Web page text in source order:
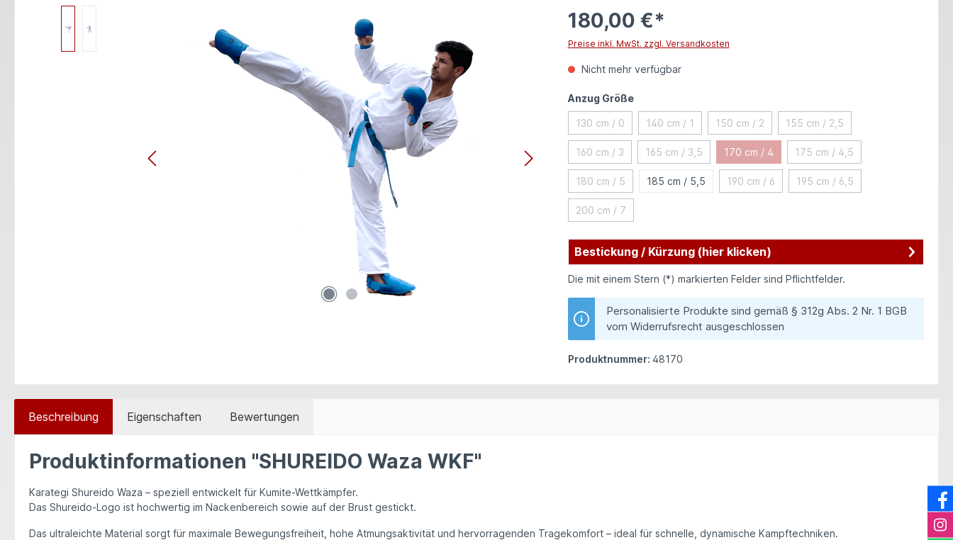
180,00 €*
Preise inkl. MwSt. zzgl. Versandkosten
Nicht mehr verfügbar
Anzug Größeauswählen
130 cm / 0(Diese Option ist zurzeit nicht verfügbar.)
140 cm / 1(Diese Option ist zurzeit nicht verfügbar.)
150 cm / 2(Diese Option ist zurzeit nicht verfügbar.)
155 cm / 2,5
(Diese Option ist zurzeit nicht
160 cm / 3(Diese Option ist zurzeit nicht verfügbar.)
165 cm / 3,5(Diese Option ist zurzeit nicht verfügbar.)
170 cm / 4
(Diese Option ist zurzeit nicht verfügbar.)
175 cm / 4,5(Diese Option ist zurzeit nicht
180 cm / 5(Diese Option ist zurzeit nicht verfügbar.)
185 cm / 5,5 190 cm / 6(Diese Option ist zurzeit nicht verfügbar.)
195 cm / 6,5(Diese Option ist zurzeit nicht
200 cm / 7(Diese Option ist zurzeit nicht verfügbar.)
Bestickung / Kürzung (hier klicken)
Die mit einem Stern (*) markierten Felder sind Pflichtfelder.
Personalisierte Produkte sind gemäß § 312g Abs. 2 Nr. 1 BGB
vom Widerrufsrecht ausgeschlossen
Produktnummer: 48170
Beschreibung Eigenschaften Bewertungen
Produktinformationen "SHUREIDO Waza WKF"
Karategi Shureido Waza – speziell entwickelt für Kumite-Wettkämpfer.
Das Shureido-Logo ist hochwertig im Nackenbereich sowie auf der Brust gestickt.
Das ultraleichte Material sorgt für maximale Bewegungsfreiheit, hohe Atmungsaktivität und hervorragenden Tragekomfort – ideal für schnelle, dynamische Kampftechniken.